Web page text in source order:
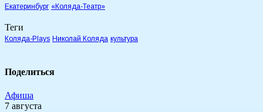
Екатеринбург «Коляда-Театр»
Теги
Коляда-Plays Николай Коляда культура
Поделиться
Афиша
7 августа